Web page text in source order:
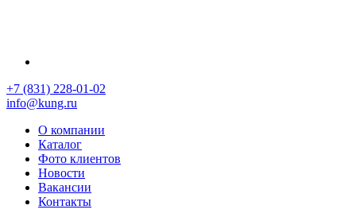
+7 (831) 228-01-02
info@kung.ru
О компании
Каталог
Фото клиентов
Новости
Вакансии
Контакты